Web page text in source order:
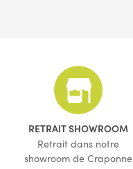
RETRAIT SHOWROOM
Retrait dans notre
showroom de Craponne